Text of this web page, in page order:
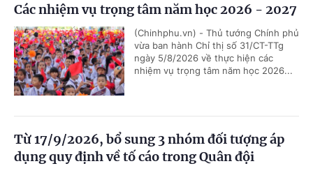
Các nhiệm vụ trọng tâm năm học 2026 - 2027
(Chinhphu.vn) - Thủ tướng Chính phủ
vừa ban hành Chỉ thị số 31/CT-TTg
ngày 5/8/2026 về thực hiện các
nhiệm vụ trọng tâm năm học 2026...
Từ 17/9/2026, bổ sung 3 nhóm đối tượng áp
dụng quy định về tố cáo trong Quân đội